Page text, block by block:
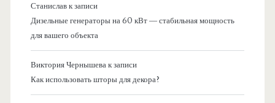
Станиславк записи
Дизельные генераторы на 60 кВт — стабильная мощность
для вашего объекта
Виктория Чернышевак записи
Как использовать шторы для декора?